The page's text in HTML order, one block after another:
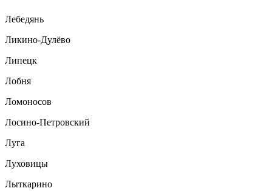
Лебедянь
Ликино-Дулёво
Липецк
Лобня
Ломоносов
Лосино-Петровский
Луга
Луховицы
Лыткарино